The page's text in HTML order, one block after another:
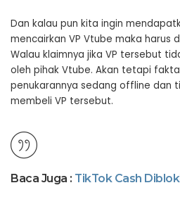
Dan kalau pun kita ingin
mencairkan VP Vtube maka harus
Walau klaimnya jika VP tersebut
oleh pihak Vtube. Akan tetapi
penukarannya sedang offline dan
membeli VP tersebut.
Baca Juga : TikTok Cash